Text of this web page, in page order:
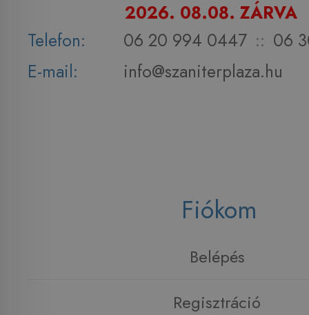
2026. 08.08. ZÁRVA
Telefon:
06 20 994 0447 :: 06
E-mail:
info@szaniterplaza.hu
Fiókom
Belépés
Regisztráció